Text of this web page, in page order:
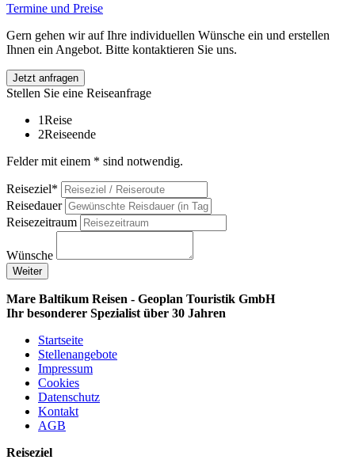
Termine und Preise
Gern gehen wir auf Ihre individuellen Wünsche ein und erstellen
Ihnen ein Angebot. Bitte kontaktieren Sie uns.
Jetzt anfragen
Stellen Sie eine Reiseanfrage
1Reise
2Reiseende
Felder mit einem * sind notwendig.
Reiseziel*
Reisedauer
Reisezeitraum
Wünsche
Weiter
Mare Baltikum Reisen - Geoplan Touristik GmbH
Ihr besonderer Spezialist über 30 Jahren
Startseite
Stellenangebote
Impressum
Cookies
Datenschutz
Kontakt
AGB
Reiseziel